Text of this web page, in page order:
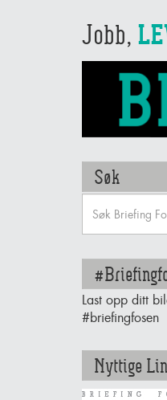
Jobb,
Søk
Last opp ditt
#briefingfosen
Nyttige